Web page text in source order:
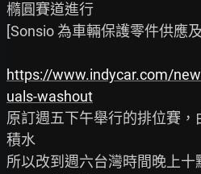
橢圓賽道進行
[Sonsio 為車輛保護零件供應
https://www.indycar.com/
uals-washout
原訂週五下午舉行的排位賽
積水
所以改到週六台灣時間晚上